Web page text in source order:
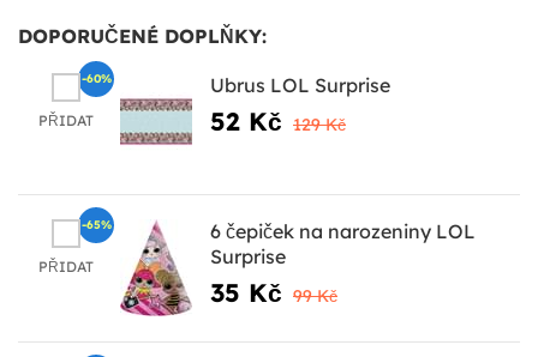
DOPORUČENÉ DOPLŇKY:
PŘIDAT
Ubrus LOL Surprise
52 Kč 129 Kč
-60%
PŘIDAT
6 čepiček na narozeniny LOL
Surprise
35 Kč 99 Kč
-65%